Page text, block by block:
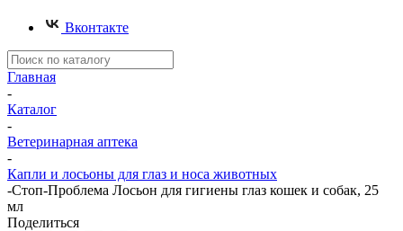
Вконтакте
Главная
-
Каталог
-
Ветеринарная аптека
-
Капли и лосьоны для глаз и носа животных
-Стоп-Проблема Лосьон для гигиены глаз кошек и собак, 25
мл
Поделиться